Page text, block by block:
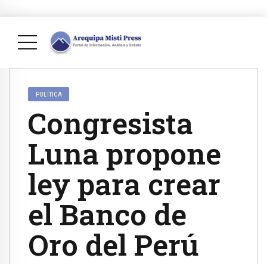
POLÍTICA
Congresista
Luna propone
ley para crear
el Banco de
Oro del Perú